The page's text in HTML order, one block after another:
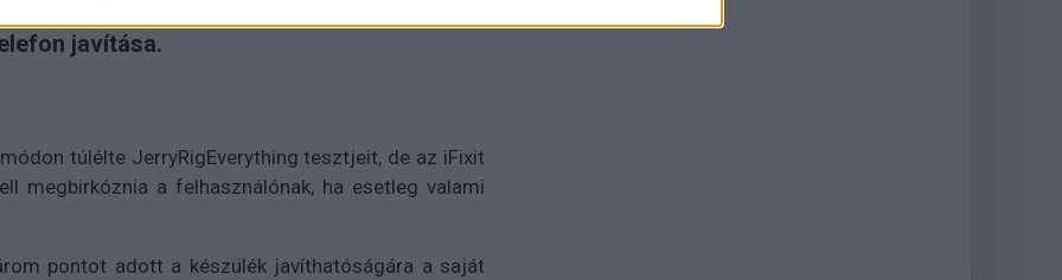
Galaxy Z Fold 7-et és kiderítette, hogy
javítása.
túlélte JerryRigEverything tesztjeit, de az iFixit
megbirkóznia a felhasználónak, ha esetleg valami
pontot adott a készülék javíthatóságára a saját